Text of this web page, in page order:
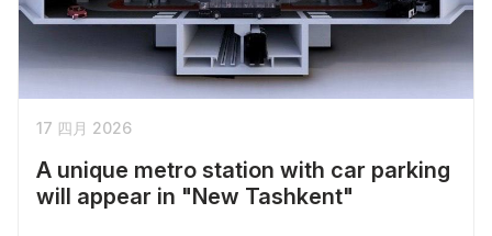
17 四月 2026
A unique metro station with car parking
will appear in "New Tashkent"